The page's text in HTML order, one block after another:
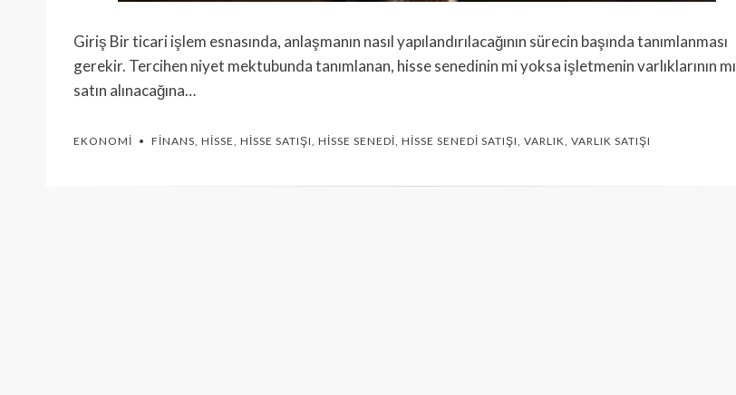
Giriş Bir ticari işlem esnasında, anlaşmanın nasıl yapılandırılacağının sürecin başında tanımlanması
gerekir. Tercihen niyet mektubunda tanımlanan, hisse senedinin mi yoksa işletmenin varlıklarının mı
satın alınacağına…
EKONOMI FINANS, HISSE, HISSE SATIŞI, HISSE SENEDI, HISSE SENEDI SATIŞI, VARLIK, VARLIK SATIŞI